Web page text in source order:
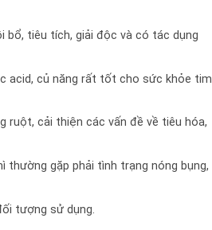
bổ, tiêu tích, giải độc và có tác dụng
acid, củ năng rất tốt cho sức khỏe tim
ruột, cải thiện các vấn đề về tiêu hóa,
thường gặp phải tình trạng nóng bụng,
tượng sử dụng.